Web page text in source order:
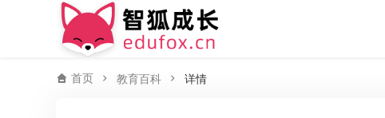
首页 教育百科 详情